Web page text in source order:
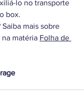
lo no transporte
box.
mais sobre
matéria Folha de